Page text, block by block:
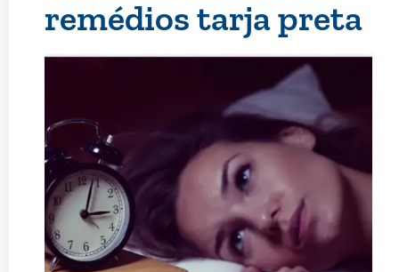
remédios tarja preta